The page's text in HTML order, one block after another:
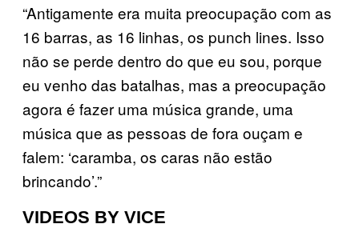
“Antigamente era muita preocupação com as
16 barras, as 16 linhas, os punch lines. Isso
não se perde dentro do que eu sou, porque
eu venho das batalhas, mas a preocupação
agora é fazer uma música grande, uma
música que as pessoas de fora ouçam e
falem: ‘caramba, os caras não estão
brincando’.”
VIDEOS BY VICE